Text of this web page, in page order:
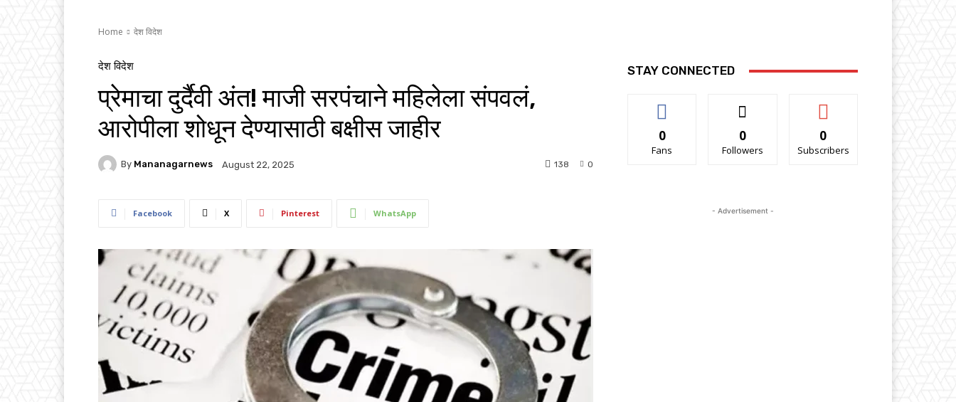
Home देश विदेश
देश विदेश
प्रेमाचा दुर्दैवी अंत! माजी सरपंचाने महिलेला संपवलं,
आरोपीला शोधून देण्यासाठी बक्षीस जाहीर
By Mananagarnews August 22, 2025 0
138
Facebook X Pinterest WhatsApp
STAY CONNECTED
0
Fans
0
Followers
0
Subscribers
- Advertisement -